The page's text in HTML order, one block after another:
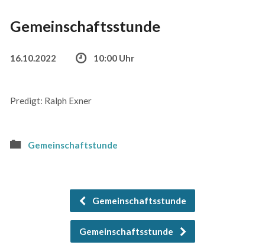
Gemeinschaftsstunde
16.10.2022 10:00 Uhr
Predigt: Ralph Exner
Gemeinschaftstunde
Gemeinschaftsstunde
Gemeinschaftsstunde